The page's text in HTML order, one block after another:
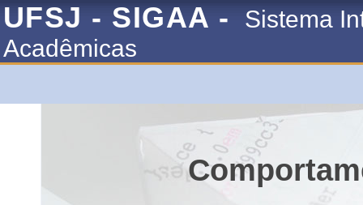
UFSJ - SIGAA -
Sistema
Acadêmicas